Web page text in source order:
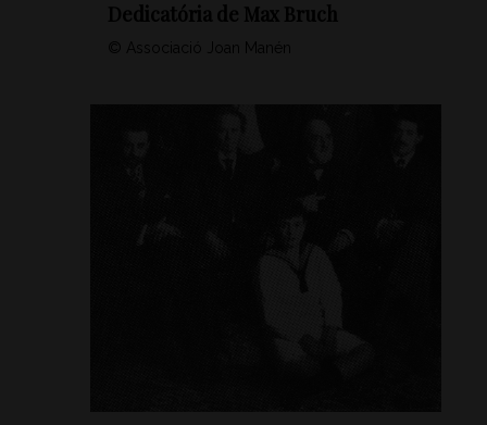
Dedicatória de Max Bruch
© Associació Joan Manén